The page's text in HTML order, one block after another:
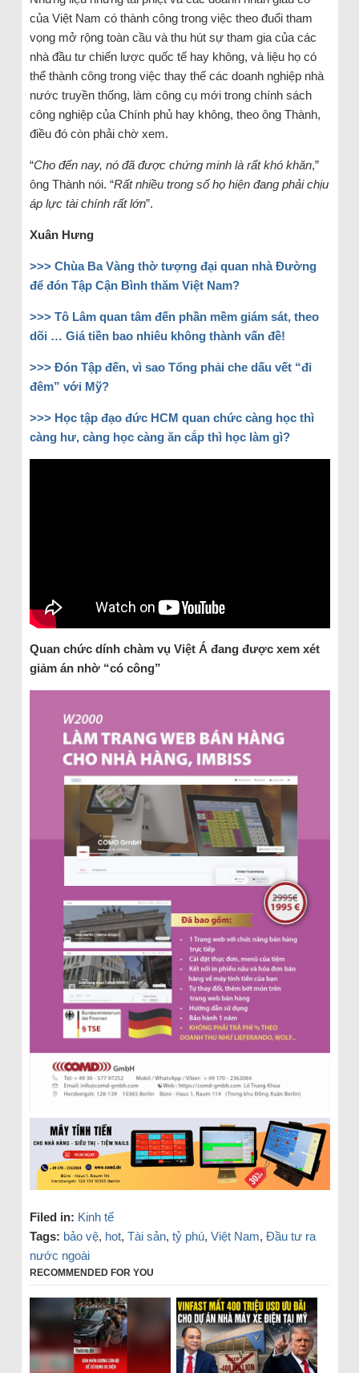
của Việt Nam có thành công trong việc theo đuổi tham
vọng mở rộng toàn cầu và thu hút sự tham gia của các
nhà đầu tư chiến lược quốc tế hay không, và liệu họ có
thể thành công trong việc thay thế các doanh nghiệp nhà
nước truyền thống, làm công cụ mới trong chính sách
công nghiệp của Chính phủ hay không, theo ông Thành,
điều đó còn phải chờ xem.
“Cho đến nay, nó đã được chứng minh là rất khó khăn,”
ông Thành nói. “Rất nhiều trong số họ hiện đang phải chịu
áp lực tài chính rất lớn”.
Xuân Hưng
>>> Chùa Ba Vàng thờ tượng đại quan nhà Đường
để đón Tập Cận Bình thăm Việt Nam?
>>> Tô Lâm quan tâm đến phần mềm giám sát, theo
dõi … Giá tiền bao nhiêu không thành vấn đề!
>>> Đón Tập đến, vì sao Tổng phải che dấu vết “đi
đêm” với Mỹ?
>>> Học tập đạo đức HCM quan chức càng học thì
càng hư, càng học càng ăn cắp thì học làm gì?
Quan chức dính chàm vụ Việt Á đang được xem xét
giảm án nhờ “có công”
Filed in: Kinh tế
Tags: bảo vệ, hot, Tài sản, tỷ phú, Việt Nam, Đầu tư ra
nước ngoài
RECOMMENDED FOR YOU